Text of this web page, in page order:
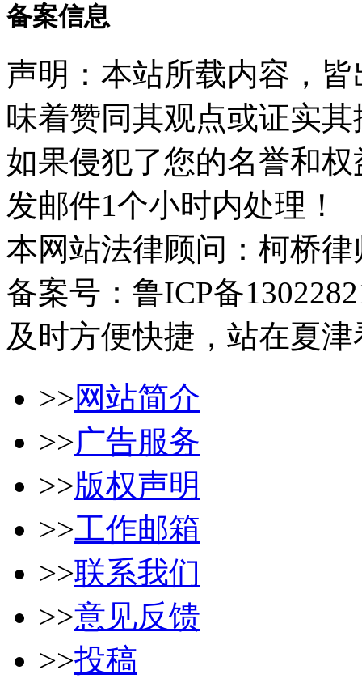
备案信息
声明：本站所载内容，
味着赞同其观点或证实其
如果侵犯了您的名誉和
发邮件1个小时内处理！
本网站法律顾问：柯桥
备案号：鲁ICP备
及时方便快捷，站在夏
>>网站简介
>>广告服务
>>版权声明
>>工作邮箱
>>联系我们
>>意见反馈
>>投稿